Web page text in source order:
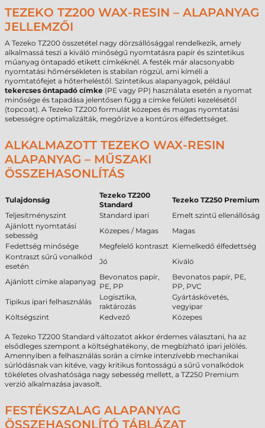
TEZEKO TZ200 WAX-RESIN – ALAPANYAG
JELLEMZŐI
A Tezeko TZ200 összetétel nagy dörzsállósággal rendelkezik, amely
alkalmassá teszi a kiváló minőségű nyomtatásra papír és szintetikus
műanyag öntapadó etikett címkéknél. A festék már alacsonyabb
nyomtatási hőmérsékleten is stabilan rögzül, ami kíméli a
nyomtatófejet a hőterheléstől. Szintetikus alapanyagok, például
tekercses öntapadó címke (PE vagy PP) használata esetén a nyomat
minősége és tapadása jelentősen függ a címke felületi kezelésétől
(topcoat). A Tezeko TZ200 formulát közepes és magas nyomtatási
sebességre optimalizálták, megőrizve a kontúros élfedettséget.
ALKALMAZOTT TEZEKO WAX-RESIN
ALAPANYAG – MŰSZAKI
ÖSSZEHASONLÍTÁS
Tulajdonság
Tezeko TZ200
Standard
Tezeko TZ250 Premium
Teljesítményszint
Standard ipari
Emelt szintű ellenállóság
Ajánlott nyomtatási
sebesség
Közepes / Magas
Magas
Fedettség minősége
Megfelelő kontraszt Kiemelkedő élfedettség
Kontraszt sűrű vonalkód
esetén
Jó Kiváló
Ajánlott címke alapanyag
Bevonatos papír,
PE, PP
Bevonatos papír, PE,
PP, PVC
Tipikus ipari felhasználás
Logisztika,
raktározás
Gyártáskövetés,
vegyipar
Költségszint
Kedvező Közepes
A Tezeko TZ200 Standard változatot akkor érdemes választani, ha az
elsődleges szempont a költséghatékony, de megbízható ipari jelölés.
Amennyiben a felhasználás során a címke intenzívebb mechanikai
súrlódásnak van kitéve, vagy kritikus fontosságú a sűrű vonalkódok
tökéletes olvashatósága nagy sebesség mellett, a TZ250 Premium
verzió alkalmazása javasolt.
FESTÉKSZALAG ALAPANYAG
ÖSSZEHASONLÍTÓ TÁBLÁZAT